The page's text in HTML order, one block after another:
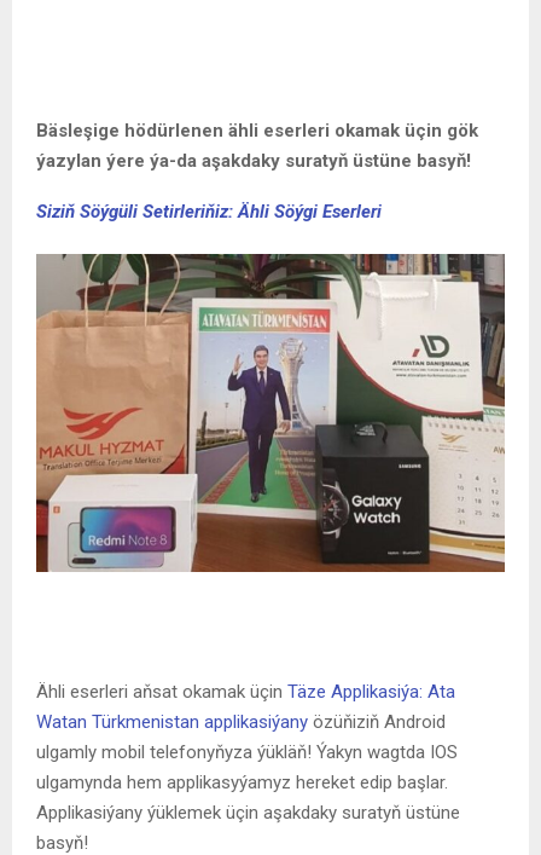
Bäsleşige hödürlenen ähli eserleri okamak üçin gök
ýazylan ýere ýa-da aşakdaky suratyň üstüne basyň!
Siziň Söýgüli Setirleriňiz: Ähli Söýgi Eserleri
Ähli eserleri aňsat okamak üçin Täze Applikasiýa: Ata
Watan Türkmenistan applikasiýany özüňiziň Android
ulgamly mobil telefonyňyza ýükläň! Ýakyn wagtda IOS
ulgamynda hem applikasyýamyz hereket edip başlar.
Applikasiýany ýüklemek üçin aşakdaky suratyň üstüne
basyň!